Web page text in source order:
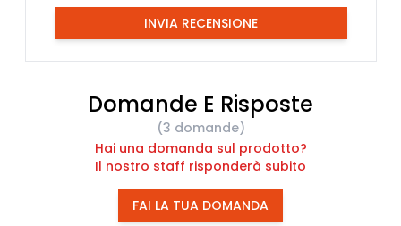
INVIA RECENSIONE
Domande E Risposte
(3 domande)
Hai una domanda sul prodotto?
Il nostro staff risponderà subito
FAI LA TUA DOMANDA